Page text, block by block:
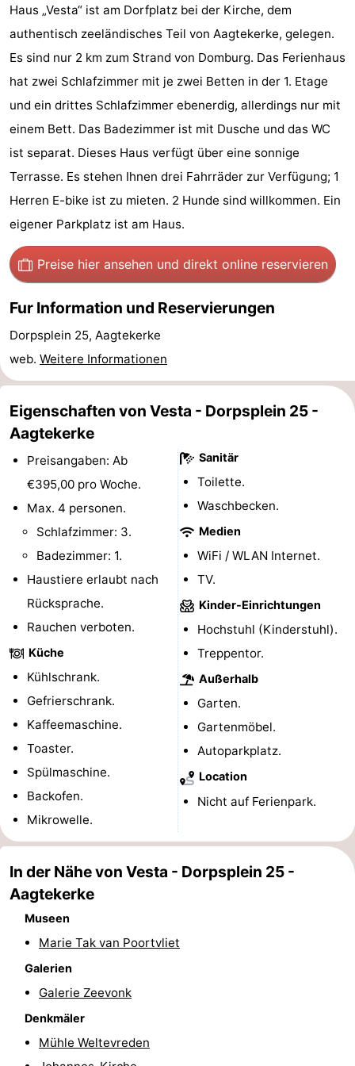
Sehen
&
-
Denkmäler
-
Mühlen
Leuchtturme
-
Aussichtspunkte
Attraktionen
-
Spielplätze
-
Indoor-
Spielplätze
-
Bowling
-
Minigolfplätze
Wellness-
Natur
Sport
Schwimmbader
-
Radfahren
-
Wandern
-
Reiten
Reitschulen
-
Golfplatze
Sportangeln
Mondriaan
Toorop
Essen
und
trinken
Veranstaltungen
Ringstechen
Praktisch
Haus „Vesta“ ist am Dorfplatz bei der Kirche, dem
authentisch zeeländisches Teil von Aagtekerke, gelegen.
Es sind nur 2 km zum Strand von Domburg. Das Ferienhaus
hat zwei Schlafzimmer mit je zwei Betten in der 1. Etage
und ein drittes Schlafzimmer ebenerdig, allerdings nur mit
einem Bett. Das Badezimmer ist mit Dusche und das WC
ist separat. Dieses Haus verfügt über eine sonnige
Terrasse. Es stehen Ihnen drei Fahrräder zur Verfügung; 1
Herren E-bike ist zu mieten. 2 Hunde sind willkommen. Ein
eigener Parkplatz ist am Haus.
Preise hier ansehen und direkt online reservieren
Fur Information und Reservierungen
Dorpsplein 25, Aagtekerke
web. Weitere Informationen
Eigenschaften von Vesta - Dorpsplein 25 -
Aagtekerke
Preisangaben: Ab
€395,00 pro Woche.
Max. 4 personen.
Schlafzimmer: 3.
Badezimmer: 1.
Haustiere erlaubt nach
Rücksprache.
Rauchen verboten.
Küche
Kühlschrank.
Gefrierschrank.
Kaffeemaschine.
Toaster.
Spülmaschine.
Backofen.
Mikrowelle.
Sanitär
Toilette.
Waschbecken.
Medien
WiFi / WLAN Internet.
TV.
Kinder-Einrichtungen
Hochstuhl (Kinderstuhl).
Treppentor.
Außerhalb
Garten.
Gartenmöbel.
Autoparkplatz.
Location
Nicht auf Ferienpark.
In der Nähe von Vesta - Dorpsplein 25 -
Aagtekerke
Museen
Marie Tak van Poortvliet
Galerien
Galerie Zeevonk
Denkmäler
Mühle Weltevreden